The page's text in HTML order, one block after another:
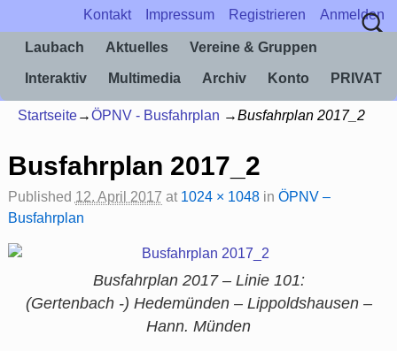
Kontakt Impressum Registrieren Anmelden
Laubach Aktuelles Vereine & Gruppen
Interaktiv Multimedia Archiv Konto PRIVAT
Startseite→ÖPNV - Busfahrplan →Busfahrplan 2017_2
Busfahrplan 2017_2
Published 12. April 2017 at 1024 × 1048in ÖPNV –
Busfahrplan
Busfahrplan 2017 – Linie 101:
(Gertenbach -) Hedemünden – Lippoldshausen –
Hann. Münden